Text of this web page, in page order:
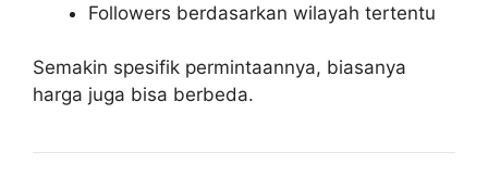
Followers berdasarkan wilayah tertentu
Semakin spesifik permintaannya, biasanya
harga juga bisa berbeda.